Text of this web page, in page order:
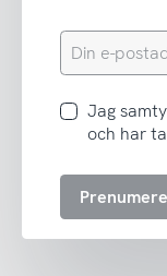
Din
e-
Jag
samtycker
att
Jag
och har